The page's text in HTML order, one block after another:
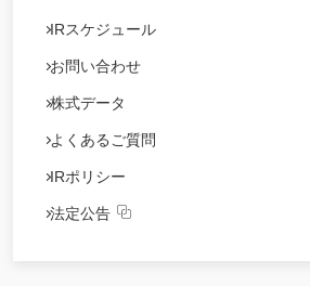
IRスケジュール
お問い合わせ
株式データ
よくあるご質問
IRポリシー
法定公告